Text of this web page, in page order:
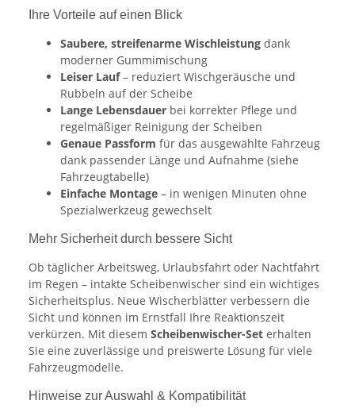
Ihre Vorteile auf einen Blick
Saubere, streifenarme Wischleistung dank
moderner Gummimischung
Leiser Lauf– reduziert Wischgeräusche und
Rubbeln auf der Scheibe
Lange Lebensdauer bei korrekter Pflege und
regelmäßiger Reinigung der Scheiben
Genaue Passform für das ausgewählte Fahrzeug
dank passender Länge und Aufnahme (siehe
Fahrzeugtabelle)
Einfache Montage – in wenigen Minuten ohne
Spezialwerkzeug gewechselt
Mehr Sicherheit durch bessere Sicht
Ob täglicher Arbeitsweg, Urlaubsfahrt oder Nachtfahrt
im Regen – intakte Scheibenwischer sind ein wichtiges
Sicherheitsplus. Neue Wischerblätter verbessern die
Sicht und können im Ernstfall Ihre Reaktionszeit
verkürzen. Mit diesem Scheibenwischer-Set erhalten
Sie eine zuverlässige und preiswerte Lösung für viele
Fahrzeugmodelle.
Hinweise zur Auswahl & Kompatibilität